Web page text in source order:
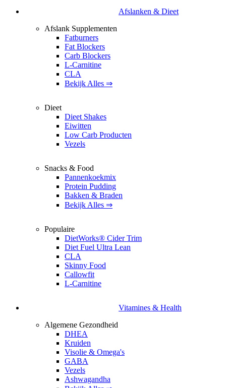
Afslanken & Dieet
Afslank Supplementen
Fatburners
Fat Blockers
Carb Blockers
L-Carnitine
CLA
Bekijk Alles ⇒
Dieet
Dieet Shakes
Eiwitten
Low Carb Producten
Vezels
Snacks & Food
Pannenkoekmix
Protein Pudding
Bakken & Braden
Bekijk Alles ⇒
Populaire
DietWorks® Cider Trim
Diet Fuel Ultra Lean
CLA
Skinny Food
Callowfit
L-Carnitine
Vitamines & Health
Algemene Gezondheid
DHEA
Kruiden
Visolie & Omega's
GABA
Vezels
Ashwagandha